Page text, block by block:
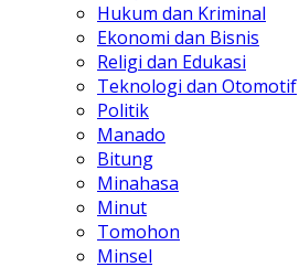
Hukum dan Kriminal
Ekonomi dan Bisnis
Religi dan Edukasi
Teknologi dan Otomotif
Politik
Manado
Bitung
Minahasa
Minut
Tomohon
Minsel